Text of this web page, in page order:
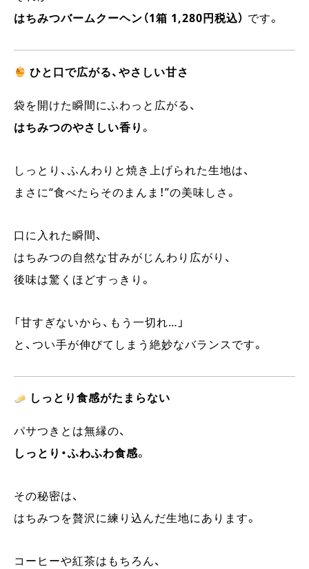
はちみつバームクーヘン（1箱 1,280円税込） です。
ひと口で広がる、やさしい甘さ
袋を開けた瞬間にふわっと広がる、
はちみつのやさしい香り。
しっとり、ふんわりと焼き上げられた生地は、
まさに“食べたらそのまんま！”の美味しさ。
口に入れた瞬間、
はちみつの自然な甘みがじんわり広がり、
後味は驚くほどすっきり。
「甘すぎないから、もう一切れ…」
と、つい手が伸びてしまう絶妙なバランスです。
しっとり食感がたまらない
パサつきとは無縁の、
しっとり・ふわふわ食感。
その秘密は、
はちみつを贅沢に練り込んだ生地にあります。
コーヒーや紅茶はもちろん、